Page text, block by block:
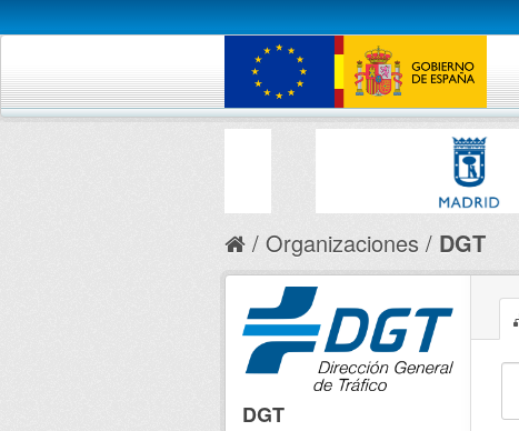
Organizaciones DGT
DGT